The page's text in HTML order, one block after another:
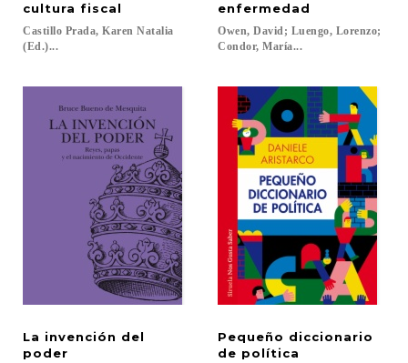
cultura fiscal
Castillo Prada, Karen Natalia
(Ed.)...
enfermedad
Owen, David; Luengo, Lorenzo;
Condor, María...
La invención del
poder
Pequeño diccionario
de política